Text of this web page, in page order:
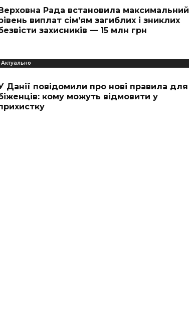
Рада встановила максимальний
виплат сім’ям загиблих і зниклих
захисників — 15 млн грн
Актуально
Данії повідомили про нові правила для
кому можуть відмовити у